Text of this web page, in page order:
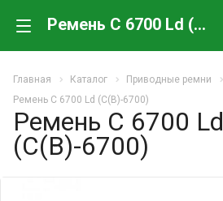
Ремень C 6700 Ld (С(В)-6700)
Главная Каталог Приводные ремни
Ремень C 6700 Ld (С(В)-6700)
Ремень C 6700 Ld
(С(В)-6700)